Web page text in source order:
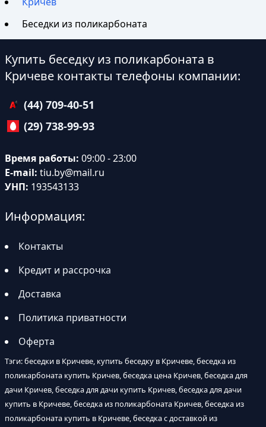
Беседки из поликарбоната
Купить беседку из поликарбоната в
Кричеве контакты телефоны компании:
(44) 709-40-51
(29) 738-99-93
Время работы: 09:00 - 23:00
E-mail: tiu.by@mail.ru
УНП: 193543133
Информация:
Контакты
Кредит и рассрочка
Доставка
Политика приватности
Оферта
Тэги: беседки в Кричеве, купить беседку в Кричеве, беседка из
поликарбоната купить Кричев, беседка цена Кричев, беседка для
дачи Кричев, беседка для дачи купить Кричев, беседка для дачи
купить в Кричеве, беседка из поликарбоната Кричев, беседка из
поликарбоната купить в Кричеве, беседка с доставкой из